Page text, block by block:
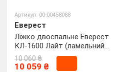
Артикул: 00-00458088
Еверест
Ліжко двоспальне Еверест
КЛ-1600 Лайт (ламельний
каркас) 160х200 см Німфея
Альба (DTM-4654)
10 060 ₴
10 059 ₴